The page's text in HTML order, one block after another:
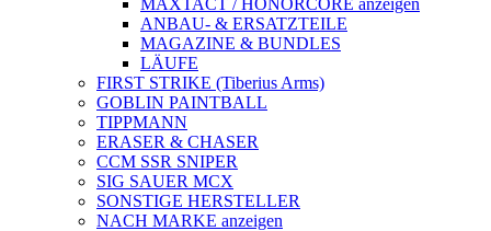
MAXTACT / HONORCORE anzeigen
ANBAU- & ERSATZTEILE
MAGAZINE & BUNDLES
LÄUFE
FIRST STRIKE (Tiberius Arms)
GOBLIN PAINTBALL
TIPPMANN
ERASER & CHASER
CCM SSR SNIPER
SIG SAUER MCX
SONSTIGE HERSTELLER
NACH MARKE anzeigen